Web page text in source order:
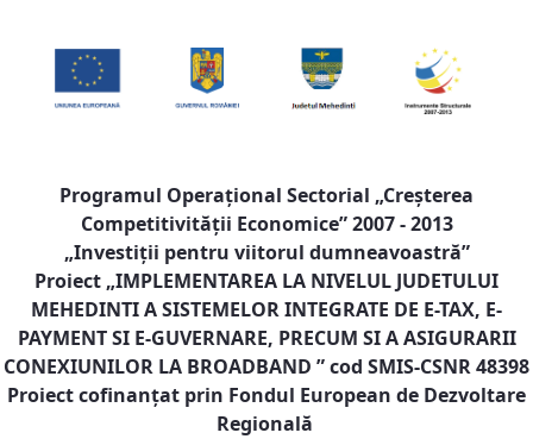
Programul Operaţional Sectorial „Creşterea
Competitivităţii Economice” 2007 - 2013
„Investiţii pentru viitorul dumneavoastră”
Proiect „IMPLEMENTAREA LA NIVELUL JUDETULUI
MEHEDINTI A SISTEMELOR INTEGRATE DE E-TAX, E-
PAYMENT SI E-GUVERNARE, PRECUM SI A ASIGURARII
CONEXIUNILOR LA BROADBAND ” cod SMIS-CSNR 48398
Proiect cofinanţat prin Fondul European de Dezvoltare
Regională